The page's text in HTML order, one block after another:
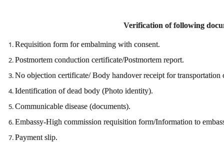
Verification of following
Requisition form for embalming with consent.
Postmortem conduction certificate/Postmortem report.
No objection certificate/ Body handover receipt for
Identification of dead body (Photo identity).
Communicable disease (documents).
Embassy-High commission requisition form/Information to
Payment slip.